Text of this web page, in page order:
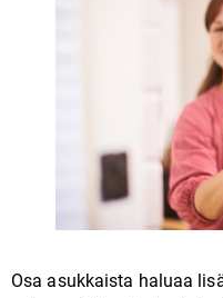
Osa asukkaista haluaa